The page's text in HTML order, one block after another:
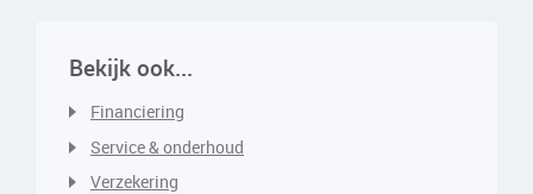
Bekijk ook...
Financiering
Service & onderhoud
Verzekering